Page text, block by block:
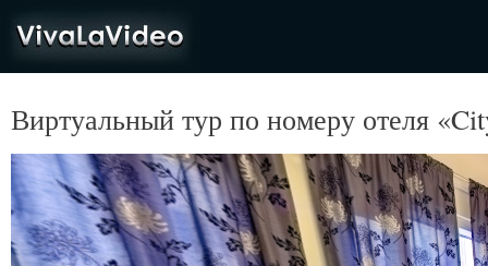
VivaLaVideo
Виртуальный тур по номеру отеля